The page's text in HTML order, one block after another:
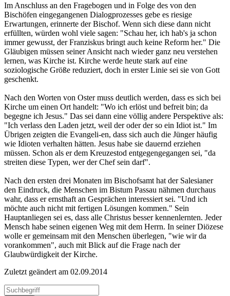
Im Anschluss an den Fragebogen und in Folge des von den
Bischöfen eingegangenen Dialogprozesses gebe es riesige
Erwartungen, erinnerte der Bischof. Wenn sich diese dann nicht
erfüllten, würden wohl viele sagen: "Schau her, ich hab's ja schon
immer gewusst, der Franziskus bringt auch keine Reform her." Die
Gläubigen müssen seiner Ansicht nach wieder ganz neu verstehen
lernen, was Kirche ist. Kirche werde heute stark auf eine
soziologische Größe reduziert, doch in erster Linie sei sie von Gott
geschenkt.
Nach den Worten von Oster muss deutlich werden, dass es sich bei
Kirche um einen Ort handelt: "Wo ich erlöst und befreit bin; da
begegne ich Jesus." Das sei dann eine völlig andere Perspektive als:
"Ich verlass den Laden jetzt, weil der oder der so ein Idiot ist." Im
Übrigen zeigten die Evangeli-en, dass sich auch die Jünger häufig
wie Idioten verhalten hätten. Jesus habe sie dauernd erziehen
müssen. Schon als er dem Kreuzestod entgegengegangen sei, "da
streiten diese Typen, wer der Chef sein darf".
Nach den ersten drei Monaten im Bischofsamt hat der Salesianer
den Eindruck, die Menschen im Bistum Passau nähmen durchaus
wahr, dass er ernsthaft an Gesprächen interessiert sei. "Und ich
möchte auch nicht mit fertigen Lösungen kommen." Sein
Hauptanliegen sei es, dass alle Christus besser kennenlernten. Jeder
Mensch habe seinen eigenen Weg mit dem Herrn. In seiner Diözese
wolle er gemeinsam mit den Menschen überlegen, "wie wir da
vorankommen", auch mit Blick auf die Frage nach der
Glaubwürdigkeit der Kirche.
Zuletzt geändert am 02­.09.2014